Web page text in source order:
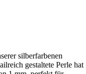
silberfarbenen
gestaltete Perle hat